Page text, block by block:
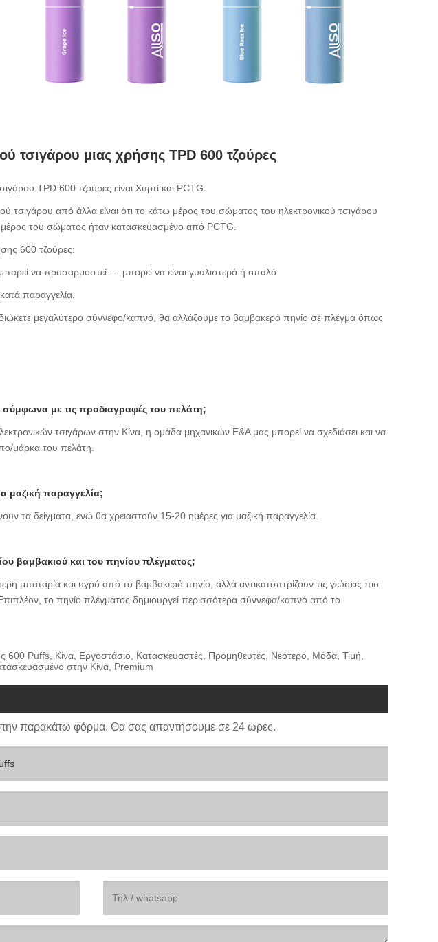
τσιγάρου μιας χρήσης TPD 600 τζούρες
TPD 600 τζούρες είναι Χαρτί και PCTG.
τσιγάρου από άλλα είναι ότι το κάτω μέρος του σώματος του ηλεκτρονικού τσιγάρου
του σώματος ήταν κατασκευασμένο από PCTG.
600 τζούρες:
να προσαρμοστεί --- μπορεί να είναι γυαλιστερό ή απαλό.
παραγγελία.
μεγαλύτερο σύννεφο/καπνό, θα αλλάξουμε το βαμβακερό πηνίο σε πλέγμα όπως
σύμφωνα με τις προδιαγραφές του πελάτη;
τσιγάρων στην Κίνα, η ομάδα μηχανικών Ε&Α μας μπορεί να σχεδιάσει και να
μάρκα του πελάτη.
μαζική παραγγελία;
τα δείγματα, ενώ θα χρειαστούν 15-20 ημέρες για μαζική παραγγελία.
βαμβακιού και του πηνίου πλέγματος;
μπαταρία και υγρό από το βαμβακερό πηνίο, αλλά αντικατοπτρίζουν τις γεύσεις πιο
το πηνίο πλέγματος δημιουργεί περισσότερα σύννεφα/καπνό από το
600 Puffs, Κίνα, Εργοστάσιο, Κατασκευαστές, Προμηθευτές, Νεότερο, Μόδα, Τιμή,
στην Κίνα, Premium
παρακάτω φόρμα. Θα σας απαντήσουμε σε 24 ώρες.